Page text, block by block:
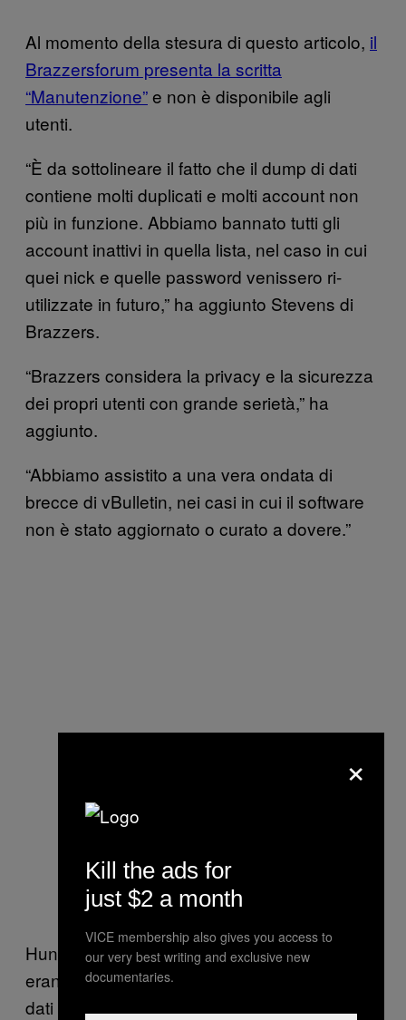
Al momento della stesura di questo articolo, il
Brazzersforum presenta la scritta
“Manutenzione”e non è disponibile agli
utenti.
“È da sottolineare il fatto che il dump di dati
contiene molti duplicati e molti account non
più in funzione. Abbiamo bannato tutti gli
account inattivi in quella lista, nel caso in cui
quei nick e quelle password venissero ri-
utilizzate in futuro,” ha aggiunto Stevens di
Brazzers.
“Brazzers considera la privacy e la sicurezza
dei propri utenti con grande serietà,” ha
aggiunto.
“Abbiamo assistito a una vera ondata di
brecce di vBulletin, nei casi in cui il software
non è stato aggiornato o curato a dovere.”
Hunt ha detto che, visto che molti account
erano legati al forum, questa breccia ha reso i
dati decisamente più sensibili di quelli che
×
Kill the ads for
just $2 a month
VICE membership also gives you access to
our very best writing and exclusive new
documentaries.